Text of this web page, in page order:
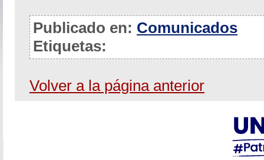
Publicado en: Comunicados
Etiquetas:
Volver a la página anterior